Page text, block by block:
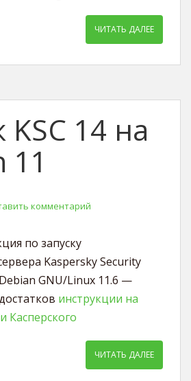
ЧИТАТЬ ДАЛЕЕ
KSC 14 на
11
комментарий
по запуску
Kaspersky Security
GNU/Linux 11.6 —
инструкции на
Касперского
ЧИТАТЬ ДАЛЕЕ